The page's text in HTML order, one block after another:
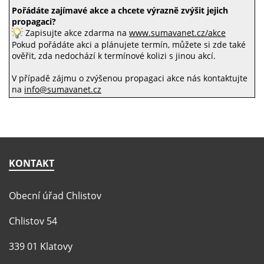
Pořádáte zajímavé akce a chcete výrazně zvýšit jejich
propagaci?
Zapisujte akce zdarma na www.sumavanet.cz/akce
Pokud pořádáte akci a plánujete termín, můžete si zde také
ověřit, zda nedochází k termínové kolizi s jinou akcí.
V případě zájmu o zvýšenou propagaci akce nás kontaktujte
na info@sumavanet.cz
KONTAKT
Obecní úřad Chlistov
Chlistov 54
339 01 Klatovy